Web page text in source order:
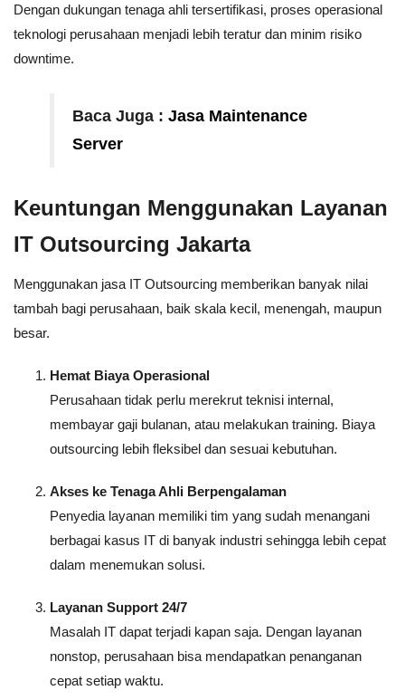
Dengan dukungan tenaga ahli tersertifikasi, proses operasional
teknologi perusahaan menjadi lebih teratur dan minim risiko
downtime.
Baca Juga : Jasa Maintenance
Server
Keuntungan Menggunakan Layanan
IT Outsourcing Jakarta
Menggunakan jasa IT Outsourcing memberikan banyak nilai
tambah bagi perusahaan, baik skala kecil, menengah, maupun
besar.
Hemat Biaya Operasional
Perusahaan tidak perlu merekrut teknisi internal,
membayar gaji bulanan, atau melakukan training. Biaya
outsourcing lebih fleksibel dan sesuai kebutuhan.
Akses ke Tenaga Ahli Berpengalaman
Penyedia layanan memiliki tim yang sudah menangani
berbagai kasus IT di banyak industri sehingga lebih cepat
dalam menemukan solusi.
Layanan Support 24/7
Masalah IT dapat terjadi kapan saja. Dengan layanan
nonstop, perusahaan bisa mendapatkan penanganan
cepat setiap waktu.